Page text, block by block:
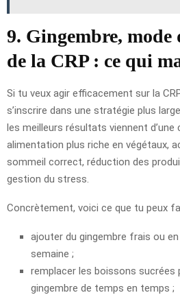
9. Gingembre, mode
de la CRP : ce qui
Si tu veux agir efficacement sur la
s’inscrire dans une stratégie plus
les meilleurs résultats viennent d’une
alimentation plus riche en végétaux,
sommeil correct, réduction des
gestion du stress.
Concrètement, voici ce que tu peux
ajouter du gingembre frais ou
semaine ;
remplacer les boissons sucrées
gingembre de temps en temps ;